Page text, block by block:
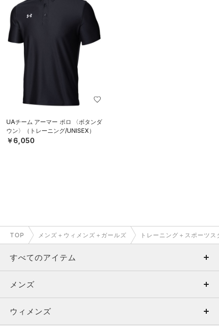
UAチーム アーマー ポロ 〈ボタンダ
ウン〉（トレーニング/UNISEX）
￥6,050
TOP メンズ＋ウィメンズ＋ガールズ トレーニング＋スポーツス
すべてのアイテム
メンズ
ウィメンズ
メンズ
トップス
ウィメンズ